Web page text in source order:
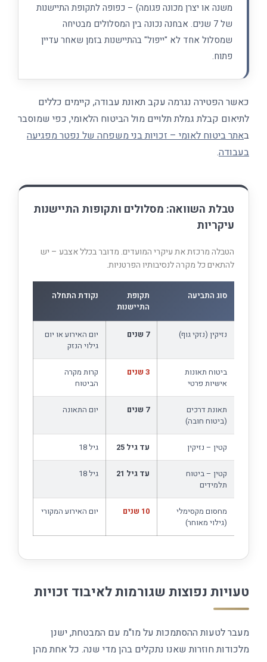
משנה או יצרן מכונה פגומה) – כפופה לתקופת התיישנות
של 7 שנים. אבחנה נכונה בין המסלולים מבטיחה
שמסלול אחד לא "ייפול" בהתיישנות בזמן שאחר עדיין
פתוח.
כאשר הפטירה נגרמה עקב תאונת עבודה, קיימים כללים
לתיאום קבלת גמלת תלויים מול הביטוח הלאומי, כפי שמוסבר
באתר ביטוח לאומי – זכויות בני משפחה של נפטר מפגיעה
בעבודה.
טבלת השוואה: מסלולים ותקופות התיישנות
עיקריות
הטבלה מרכזת את עיקרי המועדים. מדובר בכלל אצבע – יש
להתאים כל מקרה לנסיבותיו הפרטניות.
סוג התביעה
תקופת
התיישנות
נקודת התחלה
נזיקין (נזקי גוף) 7 שנים
יום האירוע או יום
גילוי הנזק
ביטוח תאונות
אישיות פרטי
3 שנים
קרות מקרה
הביטוח
תאונת דרכים
(ביטוח חובה)
7 שנים יום התאונה
קטין – נזיקין עד גיל 25 גיל 18
קטין – ביטוח
תלמידים
עד גיל 21 גיל 18
מחסום מקסימלי
(גילוי מאוחר)
10 שנים יום האירוע המקורי
טעויות נפוצות שגורמות לאיבוד זכויות
מעבר לטעות ההסתמכות על מו"מ עם המבטחת, ישנן
מלכודות חוזרות שאנו נתקלים בהן מדי שנה. כל אחת מהן